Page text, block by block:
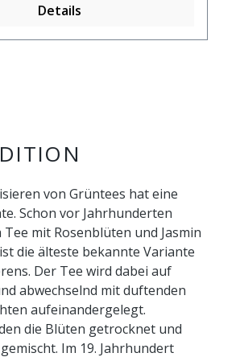
Details
von Grüntees hat eine
Schon vor Jahrhunderten
mit Rosenblüten und Jasmin
die älteste bekannte Variante
Der Tee wird dabei auf
abwechselnd mit duftenden
aufeinandergelegt.
die Blüten getrocknet und
Im 19. Jahrhundert